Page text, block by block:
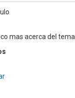
mas acerca del tema.